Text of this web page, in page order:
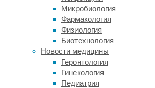
Микробиология
Фармакология
Физиология
Биотехнология
Новости медицины
Геронтология
Гинекология
Педиатрия
болезни
одних
тех
же
половозрастных
когортах